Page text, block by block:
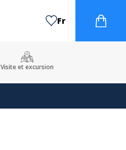
Fr
Visite et excursion